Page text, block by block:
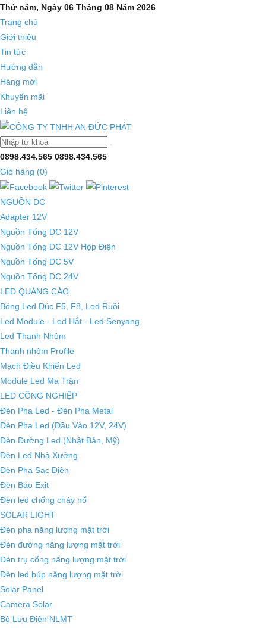
Thứ năm, Ngày 06 Tháng 08 Năm 2026
Trang chủ
Giới thiệu
Tin tức
Hướng dẫn
Hàng mới
Khuyến mãi
Liên hệ
0898.434.565 0898.434.565
Giỏ hàng (0)
NGUỒN DC
Adapter 12V
Nguồn Tổng DC 12V
Nguồn Tổng DC 12V Hộp Điện
Nguồn Tổng DC 5V
Nguồn Tổng DC 24V
LED QUẢNG CÁO
Bóng Led Đúc F5, F8, Led Ruồi
Led Module - Led Hắt - Led Senyang
Led Thanh Nhôm
Thanh nhôm Profile
Mạch Điều Khiển Led
Module Led Ma Trận
LED CÔNG NGHIỆP
Đèn Pha Led - Đèn Pha Metal
Đèn Pha Led (Đầu Vào 12V, 24V)
Đèn Đường Led (Nhật Bản, Mỹ)
Đèn Led Nhà Xưởng
Đèn Pha Sạc Điện
Đèn Báo Exit
Đèn led chống cháy nổ
SOLAR LIGHT
Đèn pha năng lượng mặt trời
Đèn đường năng lượng mặt trời
Đèn trụ cổng năng lượng mặt trời
Đèn led búp năng lượng mặt trời
Solar Panel
Camera Solar
Bộ Lưu Điện NLMT